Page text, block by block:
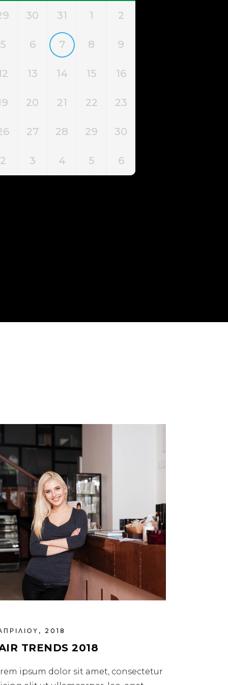
30 31 1 2
5 6 7 8 9
13 14 15 16
20 21 22 23
27 28 29 30
2 3 4 5 6
2018
TRENDS 2018
ipsum dolor sit amet, consectetur